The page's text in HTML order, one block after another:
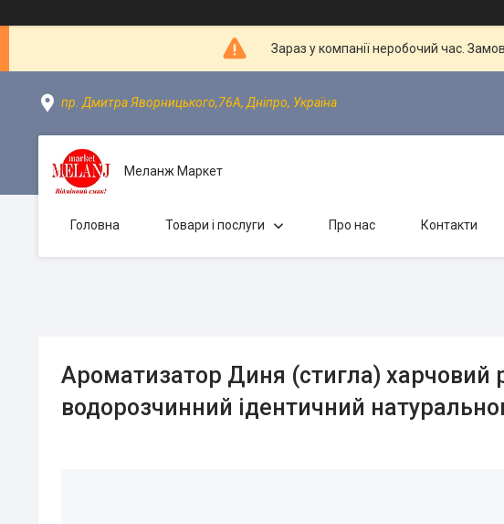
Зараз у компанії неробочий час.
пр. Дмитра Яворницького,76А, Дніпро, Україна
Меланж Маркет
Головна Товари і послуги Про нас Контакти
Ароматизатор Диня (стигла) харчовий
водорозчинний ідентичний